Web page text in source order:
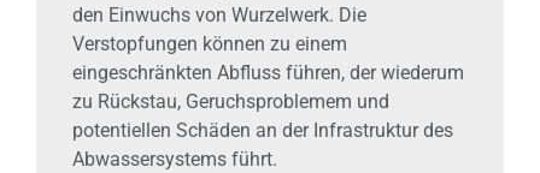
den Einwuchs von Wurzelwerk. Die
Verstopfungen können zu einem
eingeschränkten Abfluss führen, der wiederum
zu Rückstau, Geruchsproblemem und
potentiellen Schäden an der Infrastruktur des
Abwassersystems führt.